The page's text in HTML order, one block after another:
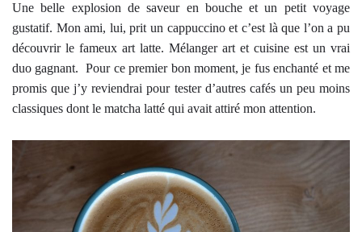
Une belle explosion de saveur en bouche et un petit voyage
gustatif. Mon ami, lui, prit un cappuccino et c’est là que l’on a pu
découvrir le fameux art latte. Mélanger art et cuisine est un vrai
duo gagnant. Pour ce premier bon moment, je fus enchanté et me
promis que j’y reviendrai pour tester d’autres cafés un peu moins
classiques dont le matcha latté qui avait attiré mon attention.